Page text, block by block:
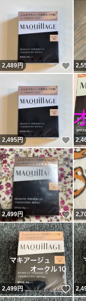
2,489円 い
2,495円 い
2,499円 い
2,499円 い